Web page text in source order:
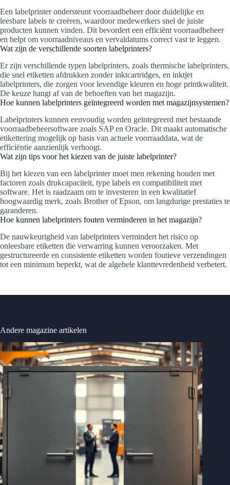
Een labelprinter ondersteunt voorraadbeheer door duidelijke en
leesbare labels te creëren, waardoor medewerkers snel de juiste
producten kunnen vinden. Dit bevordert een efficiënt voorraadbeheer
en helpt om voorraadniveaus en vervaldatums correct vast te leggen.
Wat zijn de verschillende soorten labelprinters?
Er zijn verschillende typen labelprinters, zoals thermische labelprinters,
die snel etiketten afdrukken zonder inktcartridges, en inktjet
labelprinters, die zorgen voor levendige kleuren en hoge printkwaliteit.
De keuze hangt af van de behoeften van het magazijn.
Hoe kunnen labelprinters geïntegreerd worden met magazijnsystemen?
Labelprinters kunnen eenvoudig worden geïntegreerd met bestaande
voorraadbeheersoftware zoals SAP en Oracle. Dit maakt automatische
etikettering mogelijk op basis van actuele voorraaddata, wat de
efficiëntie aanzienlijk verhoogt.
Wat zijn tips voor het kiezen van de juiste labelprinter?
Bij het kiezen van een labelprinter moet men rekening houden met
factoren zoals drukcapaciteit, type labels en compatibiliteit met
software. Het is raadzaam om te investeren in een kwalitatief
hoogwaardig merk, zoals Brother of Epson, om langdurige prestaties te
garanderen.
Hoe kunnen labelprinters fouten verminderen in het magazijn?
De nauwkeurigheid van labelprinters vermindert het risico op
onleesbare etiketten die verwarring kunnen veroorzaken. Met
gestructureerde en consistente etiketten worden foutieve verzendingen
tot een minimum beperkt, wat de algehele klanttevredenheid verbetert.
Andere magazine artikelen